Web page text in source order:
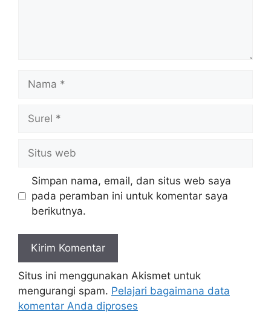
web
Simpan nama, email, dan situs web saya
pada peramban ini untuk komentar saya
berikutnya.
Situs ini menggunakan Akismet untuk
mengurangi spam. Pelajari bagaimana data
komentar Anda diproses